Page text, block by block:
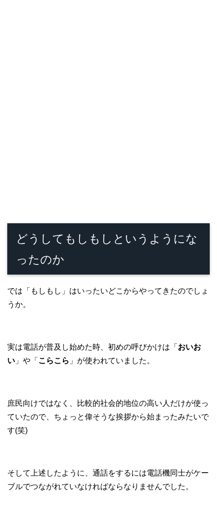
どうしてもしもしというようにな
ったのか
では「もしもし」はいったいどこからやってきたのでしょ
うか。
実は電話が普及し始めた時、初めの呼びかけは「 おいお
い 」や「 こらこら 」が使われていました。
庶民向けではなく、比較的社会的地位の高い人だけが使っ
ていたので、ちょっと偉そうな挨拶から始まったみたいで
す(笑)
そして上述したように、通話をするには電話機同士がケー
ブルでつながれていなければならなりませんでした。